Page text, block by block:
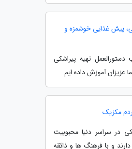
پیش غذایی خوشمزه و
تهیه پیراشکی
عزیزان آموزش داده ایم.
مکزیک
در سراسر دنیا محبوبیت
و با فرهنگ ها و ذائقه